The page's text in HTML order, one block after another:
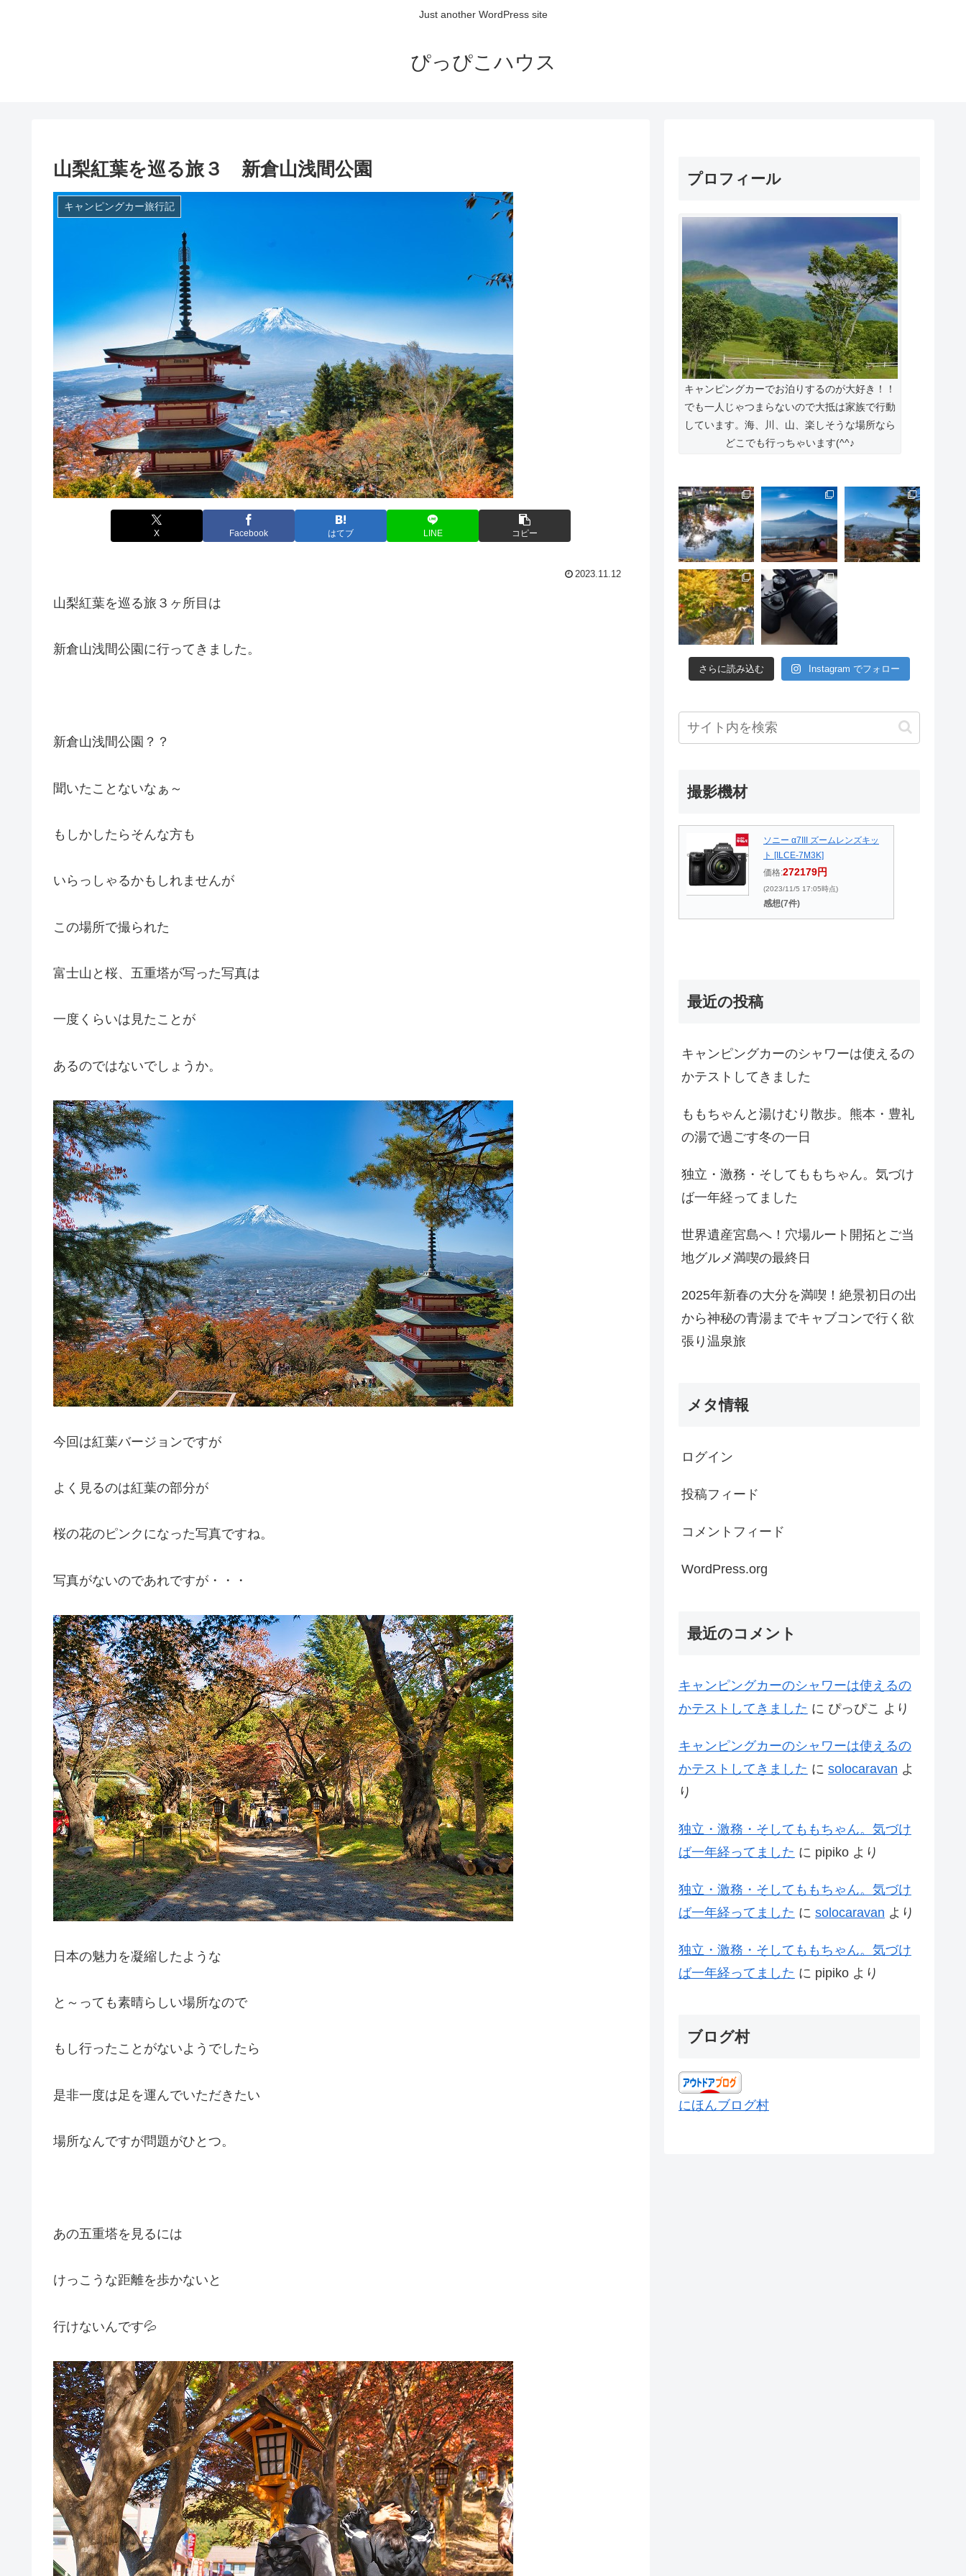
Just another WordPress site
ぴっぴこハウス
山梨紅葉を巡る旅３ 新倉山浅間公園
キャンピングカー旅行記
X Facebook はてブ LINE コピー
2023.11.12
山梨紅葉を巡る旅３ヶ所目は
新倉山浅間公園に行ってきました。
新倉山浅間公園？？
聞いたことないなぁ～
もしかしたらそんな方も
いらっしゃるかもしれませんが
この場所で撮られた
富士山と桜、五重塔が写った写真は
一度くらいは見たことが
あるのではないでしょうか。
今回は紅葉バージョンですが
よく見るのは紅葉の部分が
桜の花のピンクになった写真ですね。
写真がないのであれですが・・・
日本の魅力を凝縮したような
と～っても素晴らしい場所なので
もし行ったことがないようでしたら
是非一度は足を運んでいただきたい
場所なんですが問題がひとつ。
あの五重塔を見るには
けっこうな距離を歩かないと
行けないんです💦
プロフィール
キャンピングカーでお泊りするのが大好き！！
でも一人じゃつまらないので大抵は家族で行動
しています。海、川、山、楽しそうな場所なら
どこでも行っちゃいます(^^♪
さらに読み込む Instagram でフォロー
撮影機材
ソニー α7III ズームレンズキッ
ト [ILCE-7M3K]
価格:272179円
(2023/11/5 17:05時点)
感想(7件)
最近の投稿
キャンピングカーのシャワーは使えるの
かテストしてきました
ももちゃんと湯けむり散歩。熊本・豊礼
の湯で過ごす冬の一日
独立・激務・そしてももちゃん。気づけ
ば一年経ってました
世界遺産宮島へ！穴場ルート開拓とご当
地グルメ満喫の最終日
2025年新春の大分を満喫！絶景初日の出
から神秘の青湯までキャブコンで行く欲
張り温泉旅
メタ情報
ログイン
投稿フィード
コメントフィード
WordPress.org
最近のコメント
キャンピングカーのシャワーは使えるの
かテストしてきました に ぴっぴこ より
キャンピングカーのシャワーは使えるの
かテストしてきました に solocaravan よ
り
独立・激務・そしてももちゃん。気づけ
ば一年経ってました に pipiko より
独立・激務・そしてももちゃん。気づけ
ば一年経ってました に solocaravan より
独立・激務・そしてももちゃん。気づけ
ば一年経ってました に pipiko より
ブログ村
にほんブログ村